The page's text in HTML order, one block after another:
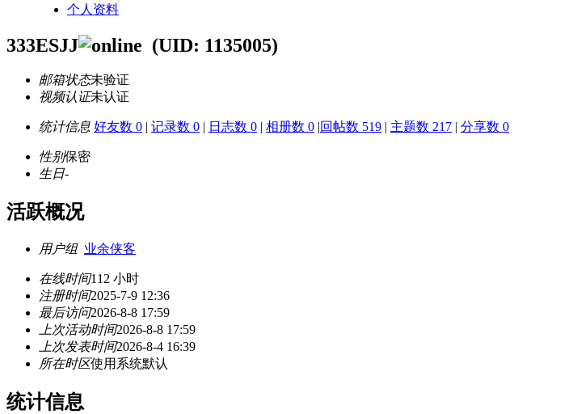
个人资料
333ESJJ (UID: 1135005)
邮箱状态未验证
视频认证未认证
统计信息 好友数 0 | 记录数 0 | 日志数 0 | 相册数 0 |回帖数 519 | 主题数 217 | 分享数 0
性别保密
生日-
活跃概况
用户组 业余侠客
在线时间112 小时
注册时间2025-7-9 12:36
最后访问2026-8-8 17:59
上次活动时间2026-8-8 17:59
上次发表时间2026-8-4 16:39
所在时区使用系统默认
统计信息